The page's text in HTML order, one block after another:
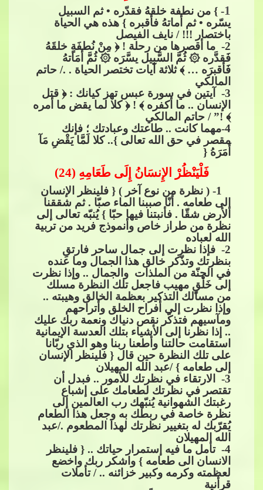
1- } من​​ نطفة خلقهُ فقدّره • ثم السبيل
يسّره • ثم أماتهُ فأقبره } هذه هي الحياة
باختصار !!! / نايف الفيصل
2- ما أقصرها من رحلة ! ﴿ مِنْ نُطفَةٍ خلقَهُ
فَقدَّره​​۞​​ ثُمَّ السَّبِيل يسَّرَه​​۞​​ ثُمَّ أمَاتهُ
فَأقبرَه … ﴾ ثلاثة آيات تختصر الحياة . ./ حاتم
المالكي
3- آيتين في سورة عبس تهز كيانك : ﴿ قتل
الإنسان .. ما أكفره ﴾ ! ﴿ كلا لما يقض ما أمره
﴾ !” / حاتم المالكي
4-مهما كانت .. طاعتك وعبادتك ؛ فإنك
مقصر في حق الله تعالى }.. كلا لَمَّا يَقْضِ مَآ
أَمَرَهُ {
فَلْيَنْظُرْ الإِنسَانُ إِلَى طَعَامِهِ (24)
نوع آخر ) { فلينظر الإنسان
إلى طعامه . أنّا صببنا الماء صبّا . ثم شققنا
الأرض شقّا . فأنبتنا فيها حبّا } يُنبّه تعالى إلى
نظرة من طراز خاص وأنموذج فريد من تربية
الله لعباده
2- فإذا نظرت إلى جمال ساحر فارتقِ
بنظرتك وتذّكر خالق هذا الجمال وما عنده
في الجنّة ​​ من الملذات والجمال .. وإذا نظرت
إلى خَلْقٍ مهيب فاجعل تلك النظرة مسلك
من مسالك التذكير بعظمة الخالق وهيبته ..
وإذا نظرت إلى أفراح الخلق وأتراحهم
ومآسيهم فتذكّر نقص دنياك ونعمة ربك عليك
.. إذا نظرنا إلى الأشياء بتلك العدسة الإيمانية
استقامت حالتنا وأطعنا​​ ربنا وهو الذي ربّانا
على تلك النظرة حين قال { فلينظر الإنسان
إلى طعامه } /عبد الله المهيلان
3- الارتقاء في نظرتك للأمور .. فبدل أن
تقتصر في نظرتك لطعامك على إشباع
رغبتك الشهوانية يُنبّهك رب العالمين إلى
نظرة خاصة في ربطك به وجعل هذا الطعام
يُقرّبك له بتغيير نظرتك لهذا المطعوم ./عبد
الله المهيلان
4- تأمل ما فيه إستمرار حياتك .. { فلينظر
الانسان الى طعامه } واشكر ربك واخضع
لعظمته وكرمه وكبير خزائنه .. / تأملات
قرأنية